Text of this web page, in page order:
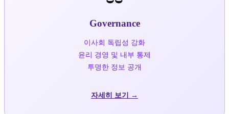
Governance
이사회 독립성 강화
윤리 경영 및 내부 통제
투명한 정보 공개
자세히 보기 →